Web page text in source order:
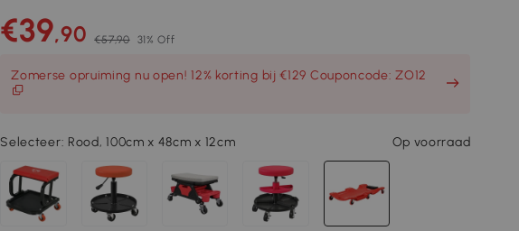
€39,90 €57,90 31% Off
Zomerse opruiming nu open! 12% korting bij €129 Couponcode: ZO12
Selecteer: Rood, 100cm x 48cm x 12cm Op voorraad